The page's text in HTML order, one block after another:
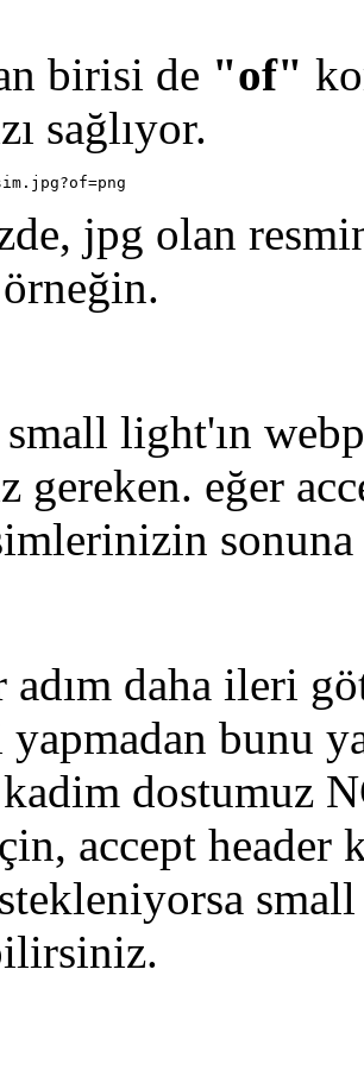
birisi de "of"
sağlıyor.
jpg olan
light'ın
gereken. eğer
daha ileri
bunu
dostumuz
accept header